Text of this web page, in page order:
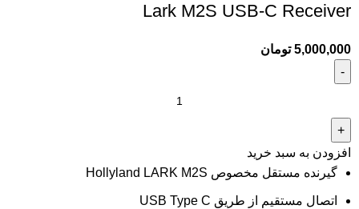
Lark M2S USB-C Receiver
5,000,000 تومان
افزودن به سبد خرید
گیرنده مستقل مخصوص Hollyland LARK M2S
اتصال مستقیم از طریق USB Type C